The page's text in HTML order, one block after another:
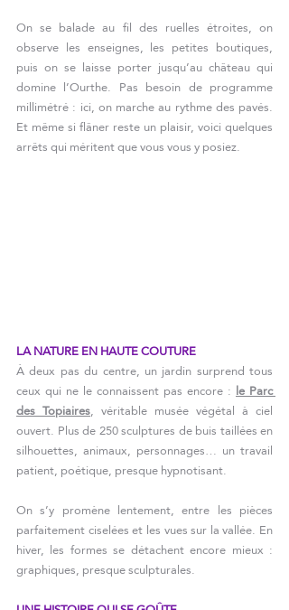
On se balade au fil des ruelles étroites, on
observe les enseignes, les petites boutiques,
puis on se laisse porter jusqu’au château qui
domine l’Ourthe. Pas besoin de programme
millimétré : ici, on marche au rythme des pavés.
Et même si flâner reste un plaisir, voici quelques
arrêts qui méritent que vous vous y posiez.
LA NATURE EN HAUTE COUTURE
À deux pas du centre, un jardin surprend tous
ceux qui ne le connaissent pas encore : le Parc
des Topiaires, véritable musée végétal à ciel
ouvert. Plus de 250 sculptures de buis taillées en
silhouettes, animaux, personnages… un travail
patient, poétique, presque hypnotisant.
On s’y promène lentement, entre les pièces
parfaitement ciselées et les vues sur la vallée. En
hiver, les formes se détachent encore mieux :
graphiques, presque sculpturales.